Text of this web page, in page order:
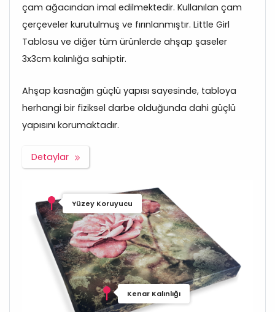
çam ağacından imal edilmektedir. Kullanılan çam
çerçeveler kurutulmuş ve fırınlanmıştır. Little Girl
Tablosu ve diğer tüm ürünlerde ahşap şaseler
3x3cm kalınlığa sahiptir.
Ahşap kasnağın güçlü yapısı sayesinde, tabloya
herhangi bir fiziksel darbe olduğunda dahi güçlü
yapısını korumaktadır.
Detaylar
Yüzey Koruyucu
Kenar Kalınlığı